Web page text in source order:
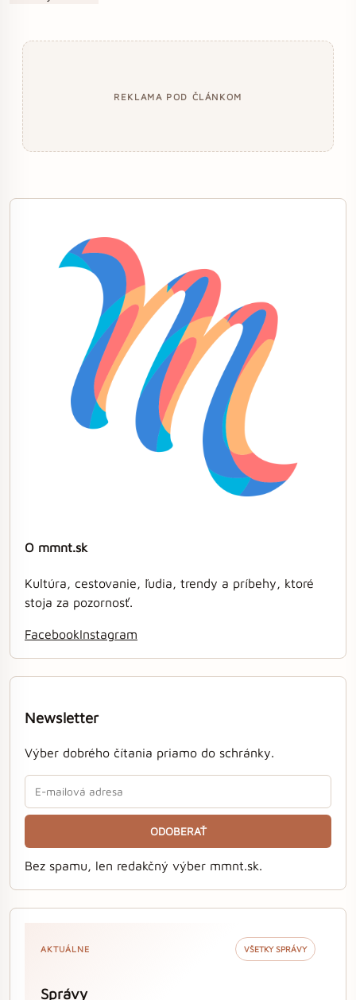
REKLAMA POD ČLÁNKOM
O mmnt.sk
Kultúra, cestovanie, ľudia, trendy a príbehy, ktoré
stoja za pozornosť.
FacebookInstagram
Newsletter
Výber dobrého čítania priamo do schránky.
ODOBERAŤ
Bez spamu, len redakčný výber mmnt.sk.
AKTUÁLNE VŠETKY SPRÁVY
Správy